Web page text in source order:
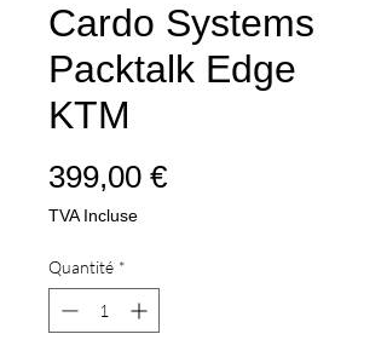
Cardo Systems
Packtalk Edge
KTM
399,00 €Prix
TVA Incluse
Quantité *